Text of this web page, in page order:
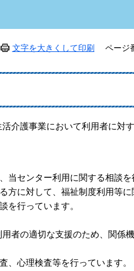
文字を大きくして印刷 ページ
介護事業において利用者に対
当センター利用に関する相談を
方に対して、福祉制度利用等に
を行っています。
者の適切な支援のため、関係
、心理検査等を行っています。